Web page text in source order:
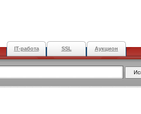
IT-работа SSL Аукцион